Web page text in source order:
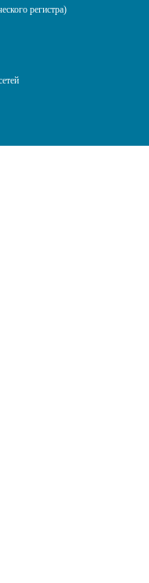
регистра)